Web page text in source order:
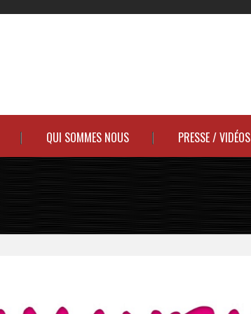
QUI SOMMES NOUS PRESSE / VIDÉOS